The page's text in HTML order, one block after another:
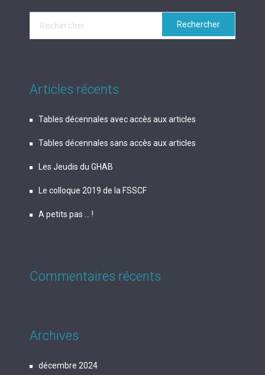
Articles récents
Tables décennales avec accès aux articles
Tables décennales sans accès aux articles
Les Jeudis du GHAB
Le colloque 2019 de la FSSCF
A petits pas … !
Commentaires récents
Archives
décembre 2024